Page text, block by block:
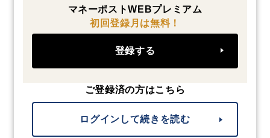
マネーポストWEBプレミアム
初回登録月は無料！
登録する
ご登録済の方はこちら
ログインして続きを読む